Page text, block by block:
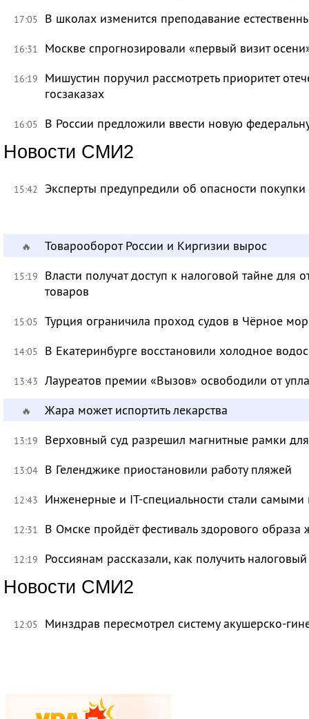
17:05 В школах изменится преподавание
16:31 Москве спрогнозировали «первый визит
16:19
Мишустин поручил рассмотреть приоритет
госзаказах
16:05 В России предложили ввести новую
Новости СМИ2
15:42 Эксперты предупредили об опасности
🔥 Товарооборот России и Киргизии вырос
15:19
Власти получат доступ к налоговой тайне для
товаров
15:05 Турция ограничила проход судов в Чёрное
14:05 В Екатеринбурге восстановили холодное
13:43 Лауреатов премии «Вызов» освободили от
🔥 Жара может испортить лекарства
13:19 Верховный суд разрешил магнитные рамки
13:04 В Геленджике приостановили работу пляжей
12:43 Инженерные и IT-специальности стали
12:31 В Омске пройдёт фестиваль здорового
12:19 Россиянам рассказали, как получить
Новости СМИ2
12:05 Минздрав пересмотрел систему акушерско-